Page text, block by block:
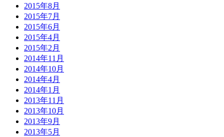
2015年8月
2015年7月
2015年6月
2015年4月
2015年2月
2014年11月
2014年10月
2014年4月
2014年1月
2013年11月
2013年10月
2013年9月
2013年5月